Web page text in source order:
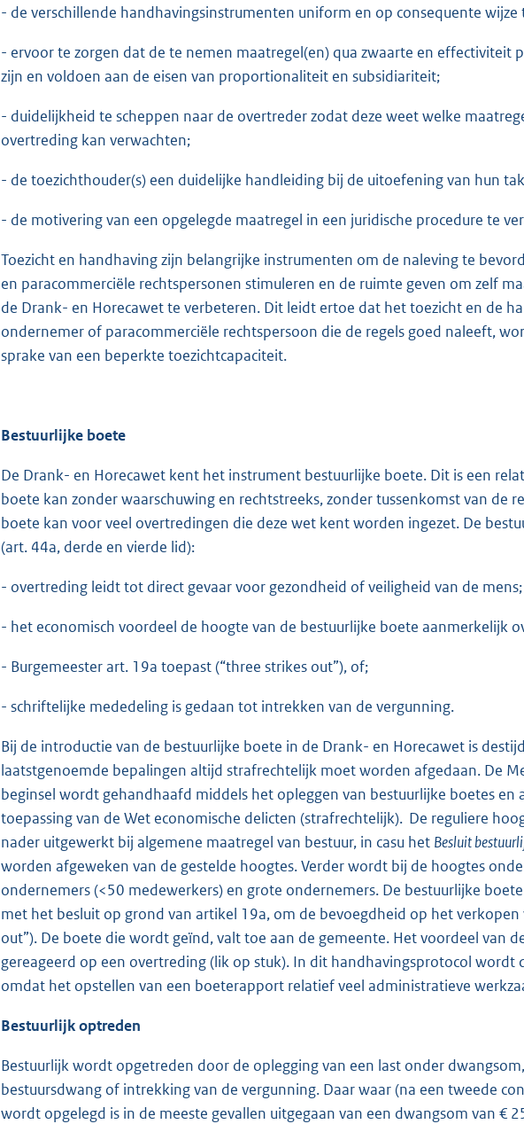
- de verschillende handhavingsinstrumenten uniform en op consequente wijze
- ervoor te zorgen dat de te nemen maatregel(en) qua zwaarte en effectiviteit
zijn en voldoen aan de eisen van proportionaliteit en subsidiariteit;
- duidelijkheid te scheppen naar de overtreder zodat deze weet welke
overtreding kan verwachten;
- de toezichthouder(s) een duidelijke handleiding bij de uitoefening van hun
- de motivering van een opgelegde maatregel in een juridische procedure te
Toezicht en handhaving zijn belangrijke instrumenten om de naleving te
en paracommerciële rechtspersonen stimuleren en de ruimte geven om zelf
de Drank- en Horecawet te verbeteren. Dit leidt ertoe dat het toezicht en de
ondernemer of paracommerciële rechtspersoon die de regels goed naleeft,
sprake van een beperkte toezichtcapaciteit.
Bestuurlijke boete
De Drank- en Horecawet kent het instrument bestuurlijke boete. Dit is een
boete kan zonder waarschuwing en rechtstreeks, zonder tussenkomst van de
boete kan voor veel overtredingen die deze wet kent worden ingezet. De
(art. 44a, derde en vierde lid):
- overtreding leidt tot direct gevaar voor gezondheid of veiligheid van de mens;
- het economisch voordeel de hoogte van de bestuurlijke boete aanmerkelijk
- Burgemeester art. 19a toepast (“three strikes out”), of;
- schriftelijke mededeling is gedaan tot intrekken van de vergunning.
Bij de introductie van de bestuurlijke boete in de Drank- en Horecawet is
laatstgenoemde bepalingen altijd strafrechtelijk moet worden afgedaan. De
beginsel wordt gehandhaafd middels het opleggen van bestuurlijke boetes
toepassing van de Wet economische delicten (strafrechtelijk). De reguliere
nader uitgewerkt bij algemene maatregel van bestuur, in casu het Besluit
worden afgeweken van de gestelde hoogtes. Verder wordt bij de hoogtes
ondernemers (<50 medewerkers) en grote ondernemers. De bestuurlijke
met het besluit op grond van artikel 19a, om de bevoegdheid op het
out”). De boete die wordt geïnd, valt toe aan de gemeente. Het voordeel van
gereageerd op een overtreding (lik op stuk). In dit handhavingsprotocol wordt
omdat het opstellen van een boeterapport relatief veel administratieve
Bestuurlijk optreden
Bestuurlijk wordt opgetreden door de oplegging van een last onder
bestuursdwang of intrekking van de vergunning. Daar waar (na een tweede
wordt opgelegd is in de meeste gevallen uitgegaan van een dwangsom van €